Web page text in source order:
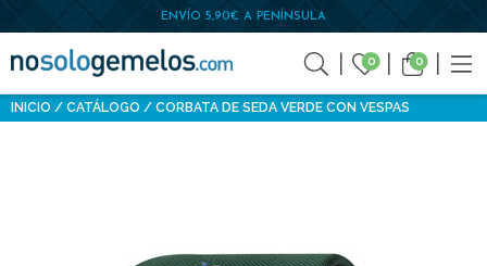
ENVÍO 5,90€ A PENÍNSULA
0 0
INICIO CATÁLOGO CORBATA DE SEDA VERDE CON VESPAS